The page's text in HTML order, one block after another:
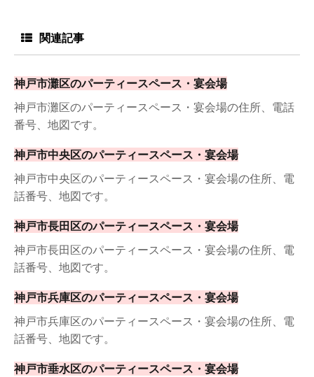
関連記事
神戸市灘区のパーティースペース・宴会場
神戸市灘区のパーティースペース・宴会場の住所、電話
番号、地図です。
神戸市中央区のパーティースペース・宴会場
神戸市中央区のパーティースペース・宴会場の住所、電
話番号、地図です。
神戸市長田区のパーティースペース・宴会場
神戸市長田区のパーティースペース・宴会場の住所、電
話番号、地図です。
神戸市兵庫区のパーティースペース・宴会場
神戸市兵庫区のパーティースペース・宴会場の住所、電
話番号、地図です。
神戸市垂水区のパーティースペース・宴会場